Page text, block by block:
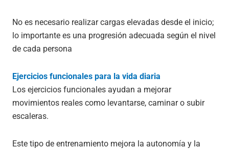
No es necesario realizar cargas elevadas desde el inicio;
lo importante es una progresión adecuada según el nivel
de cada persona
Ejercicios funcionales para la vida diaria
Los ejercicios funcionales ayudan a mejorar
movimientos reales como levantarse, caminar o subir
escaleras.
Este tipo de entrenamiento mejora la autonomía y la